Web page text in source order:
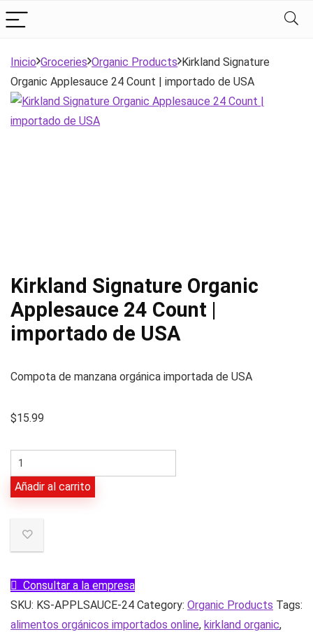
Inicio Groceries Organic Products Kirkland Signature
Organic Applesauce 24 Count | importado de USA
Kirkland Signature Organic
Applesauce 24 Count |
importado de USA
Compota de manzana orgánica importada de USA
$15.99
Kirkland
Signature
Organic
Applesauce
Count
|
importado
Añadir al carrito
Consultar a la empresa
SKU: KS-APPLSAUCE-24 Category: Organic Products Tags:
alimentos orgánicos importados online, kirkland organic,